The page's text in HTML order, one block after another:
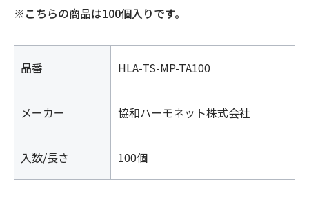
※こちらの商品は100個入りです。
品番 HLA-TS-MP-TA100
メーカー 協和ハーモネット株式会社
入数/長さ 100個